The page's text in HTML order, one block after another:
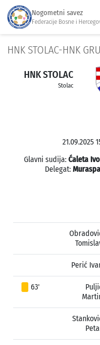
Nogometni savez
Federacije Bosne i
HNK STOLAC-HNK
HNK STOLAC
Stolac
21.09.2025
Glavni sudija: Ćaleta Ivo
Delegat:
Perić
63'